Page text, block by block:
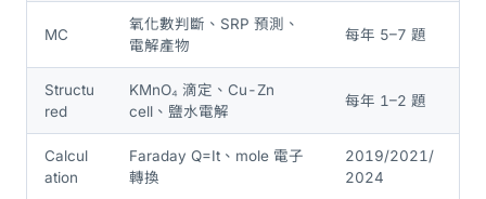
MC
氧化數判斷、SRP 預測、
電解產物
每年 5–7 題
Structu
red
KMnO₄ 滴定、Cu-Zn
cell、鹽水電解
每年 1–2 題
Calcul
ation
Faraday Q=It、mole 電子
轉換
2019/2021/
2024